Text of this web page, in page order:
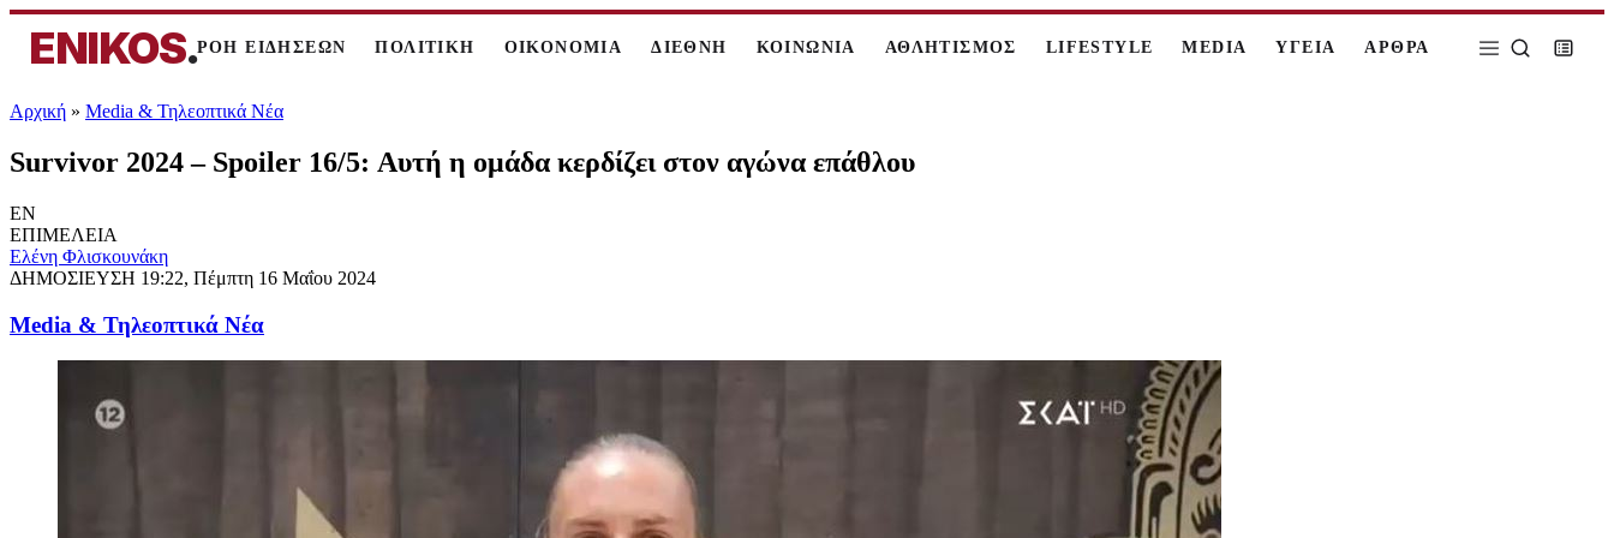
ENIKOS.ΡΟΗ ΕΙΔΗΣΕΩΝ ΠΟΛΙΤΙΚΗ ΟΙΚΟΝΟΜΙΑ ΔΙΕΘΝΗ ΚΟΙΝΩΝΙΑ ΑΘΛΗΤΙΣΜΟΣ LIFESTYLE MEDIA ΥΓΕΙΑ ΑΡΘΡΑ
Αρχική » Media & Τηλεοπτικά Νέα
Survivor 2024 – Spoiler 16/5: Αυτή η ομάδα κερδίζει στον αγώνα επάθλου
EN
ΕΠΙΜΕΛΕΙΑ
Ελένη Φλισκουνάκη
ΔΗΜΟΣΙΕΥΣΗ 19:22, Πέμπτη 16 Μαΐου 2024
Media & Τηλεοπτικά Νέα